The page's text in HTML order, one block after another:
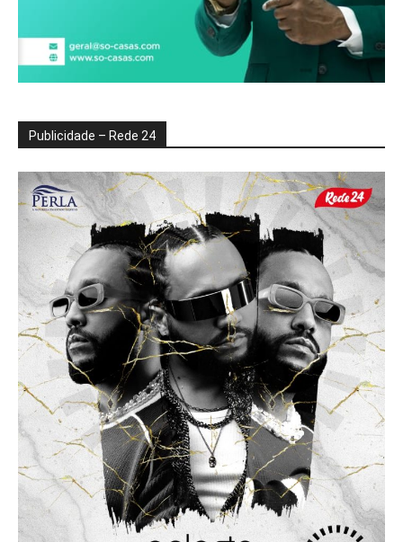
Publicidade – Rede 24